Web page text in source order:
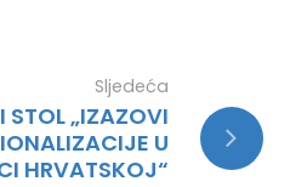
Sljedeća
STOL „IZAZOVI
U
HRVATSKOJ“